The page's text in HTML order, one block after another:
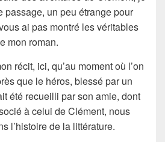
passage, un peu étrange pour
ai pas montré les véritables
mon roman.
récit, ici, qu’au moment où l’on
que le héros, blessé par un
été recueilli par son amie, dont
à celui de Clément, nous
l’histoire de la littérature.